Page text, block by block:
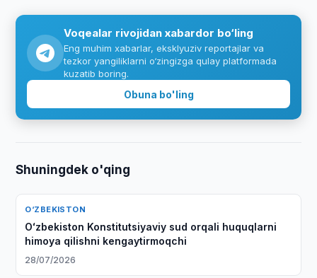
Voqealar rivojidan xabardor bo‘ling
Eng muhim xabarlar, eksklyuziv reportajlar va
tezkor yangiliklarni o‘zingizga qulay platformada
kuzatib boring.
Obuna bo'ling
Shuningdek o'qing
O‘ZBEKISTON
Oʻzbekiston Konstitutsiyaviy sud orqali huquqlarni
himoya qilishni kengaytirmoqchi
28/07/2026